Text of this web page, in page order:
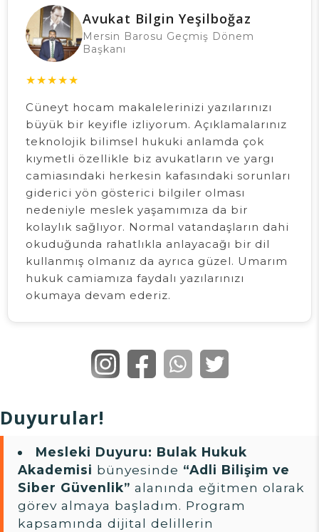
Avukat Bilgin Yeşilboğaz
Mersin Barosu Geçmiş Dönem
Başkanı
★★★★★
Cüneyt hocam makalelerinizi yazılarınızı
büyük bir keyifle izliyorum. Açıklamalarınız
teknolojik bilimsel hukuki anlamda çok
kıymetli özellikle biz avukatların ve yargı
camiasındaki herkesin kafasındaki sorunları
giderici yön gösterici bilgiler olması
nedeniyle meslek yaşamımıza da bir
kolaylık sağlıyor. Normal vatandaşların dahi
okuduğunda rahatlıkla anlayacağı bir dil
kullanmış olmanız da ayrıca güzel. Umarım
hukuk camiamıza faydalı yazılarınızı
okumaya devam ederiz.
Duyurular!
Mesleki Duyuru: Bulak Hukuk
Akademisi bünyesinde “Adli Bilişim ve
Siber Güvenlik” alanında eğitmen olarak
görev almaya başladım. Program
kapsamında dijital delillerin